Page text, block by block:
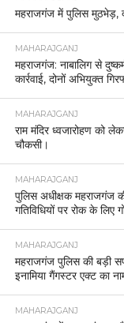
महराजगंज में पुलिस मुठभेड़,
MAHARAJGANJ
महराजगंज: नाबालिग से
कार्रवाई, दोनों अभियुक्त
MAHARAJGANJ
राम मंदिर ध्वजारोहण को
चौकसी।
MAHARAJGANJ
पुलिस अधीक्षक
गतिविधियों पर रोक के लिए
MAHARAJGANJ
महराजगंज पुलिस की बड़ी
इनामिया गैंगस्टर एक्ट का
MAHARAJGANJ